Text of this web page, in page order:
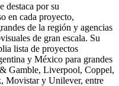
destaca por su
en cada proyecto,
de la región y agencias
de gran escala. Su
lista de proyectos
y México para grandes
Gamble, Liverpool, Coppel,
Movistar y Unilever, entre